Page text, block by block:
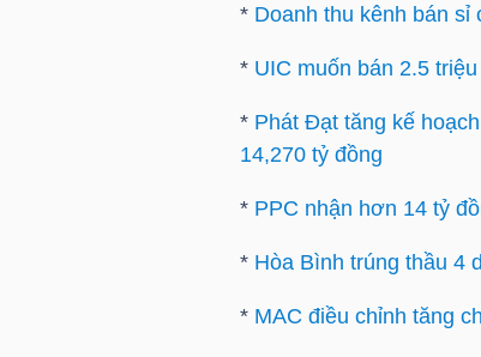
* Doanh thu kênh bán sỉ
* UIC muốn bán 2.5
* Phát Đạt tăng kế
14,270 tỷ đồng
* PPC nhận hơn 14 tỷ
* Hòa Bình trúng thầu 4
* MAC điều chỉnh tăng